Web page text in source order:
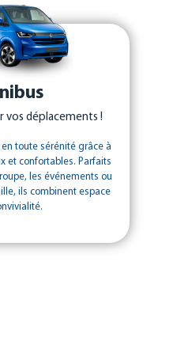
vos déplacements !
toute sérénité grâce à
et confortables. Parfaits
les événements ou
ils combinent espace